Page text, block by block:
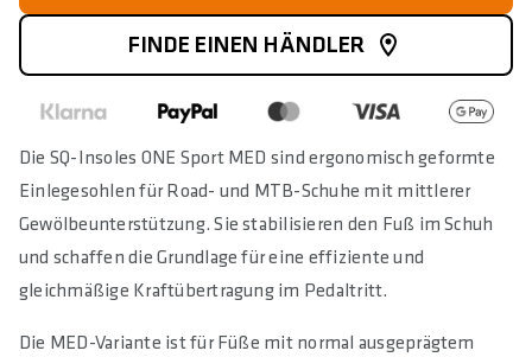
FINDE EINEN HÄNDLER
Die SQ-Insoles ONE Sport MED sind ergonomisch geformte
Einlegesohlen für Road- und MTB-Schuhe mit mittlerer
Gewölbeunterstützung. Sie stabilisieren den Fuß im Schuh
und schaffen die Grundlage für eine effiziente und
gleichmäßige Kraftübertragung im Pedaltritt.
Die MED-Variante ist für Füße mit normal ausgeprägtem